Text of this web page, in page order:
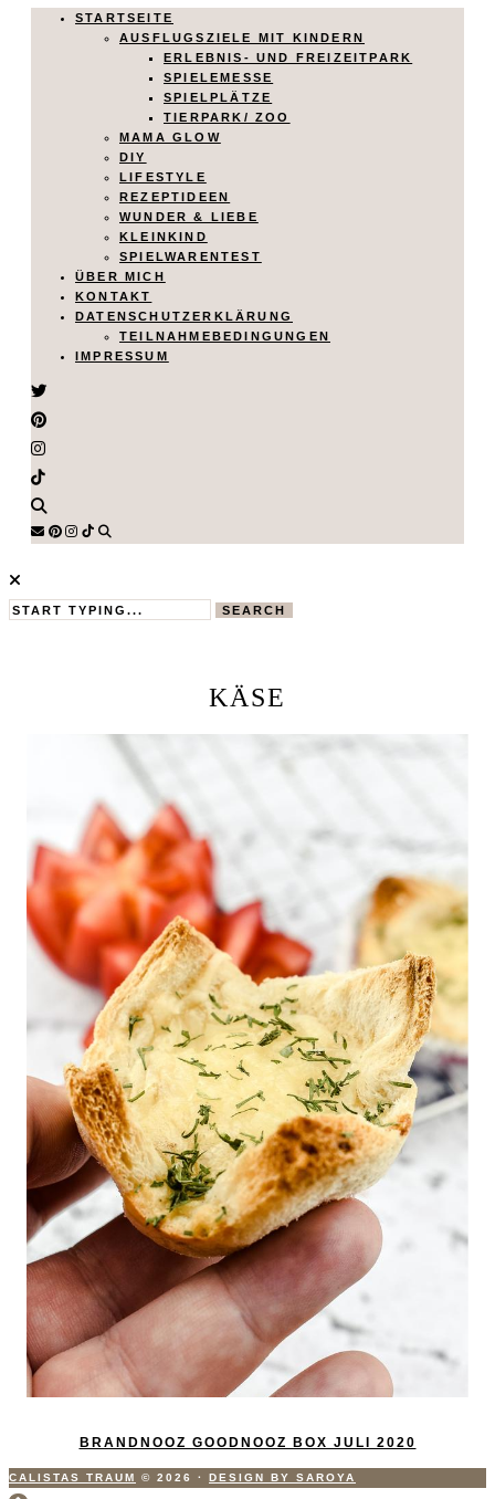
STARTSEITE
AUSFLUGSZIELE MIT KINDERN
ERLEBNIS- UND FREIZEITPARK
SPIELEMESSE
SPIELPLÄTZE
TIERPARK/ ZOO
MAMA GLOW
DIY
LIFESTYLE
REZEPTIDEEN
WUNDER & LIEBE
KLEINKIND
SPIELWARENTEST
ÜBER MICH
KONTAKT
DATENSCHUTZERKLÄRUNG
TEILNAHMEBEDINGUNGEN
IMPRESSUM
SEARCH
KÄSE
BRANDNOOZ GOODNOOZ BOX JULI 2020
CALISTAS TRAUM © 2026 · DESIGN BY SAROYA